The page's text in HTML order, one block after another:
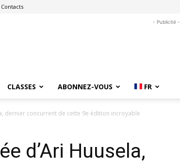
Contacts
- Publicité -
CLASSES ABONNEZ-VOUS FR
dernier concurrent de cette 9e édition incroyable
d’Ari Huusela,